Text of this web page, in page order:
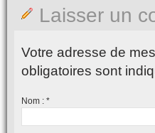
Laisser un
Votre adresse de
obligatoires sont
Nom : *